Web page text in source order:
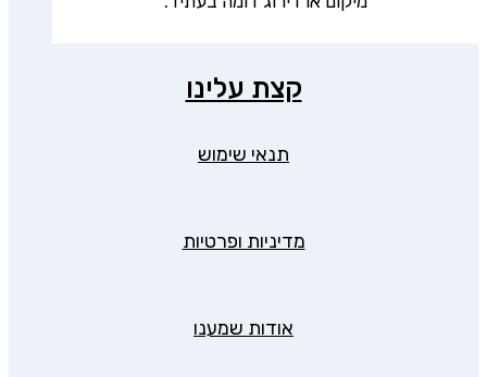
קצת עלינו
תנאי שימוש
מדיניות ופרטיות
אודות שמענו